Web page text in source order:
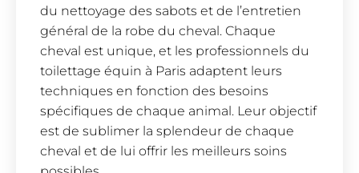
du nettoyage des sabots et de l’entretien
général de la robe du cheval. Chaque
cheval est unique, et les professionnels du
toilettage équin à Paris adaptent leurs
techniques en fonction des besoins
spécifiques de chaque animal. Leur objectif
est de sublimer la splendeur de chaque
cheval et de lui offrir les meilleurs soins